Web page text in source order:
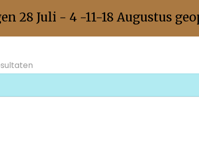
28 Juli - 4 -11-18 Augustus